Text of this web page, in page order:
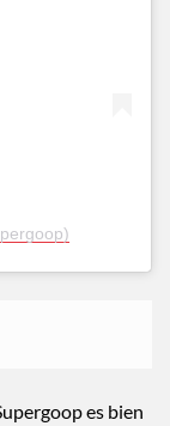
es bien